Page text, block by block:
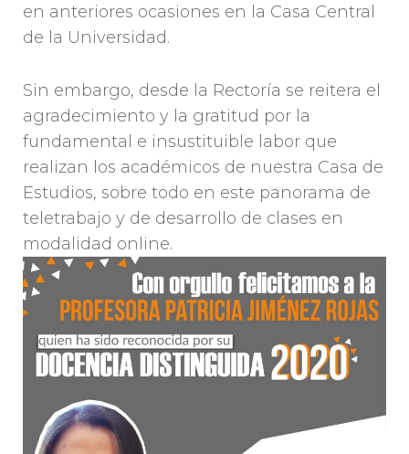
en anteriores ocasiones en la Casa Central
de la Universidad.
Sin embargo, desde la Rectoría se reitera el
agradecimiento y la gratitud por la
fundamental e insustituible labor que
realizan los académicos de nuestra Casa de
Estudios, sobre todo en este panorama de
teletrabajo y de desarrollo de clases en
modalidad online.